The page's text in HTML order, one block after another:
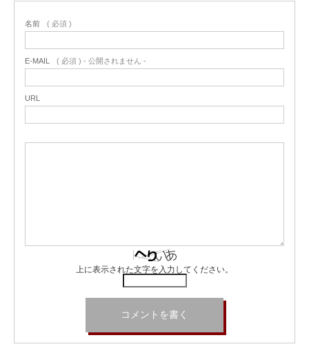
名前 ( 必須 )
E-MAIL ( 必須 ) - 公開されません -
URL
上に表示された文字を入力してください。